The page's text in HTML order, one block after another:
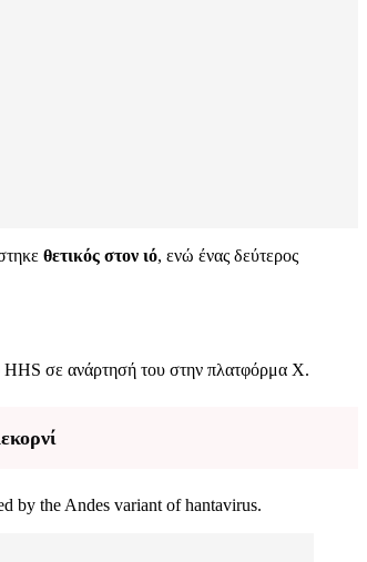
θετικός στον ιό, ενώ ένας δεύτερος
HHS σε ανάρτησή του στην πλατφόρμα X.
by the Andes variant of hantavirus.